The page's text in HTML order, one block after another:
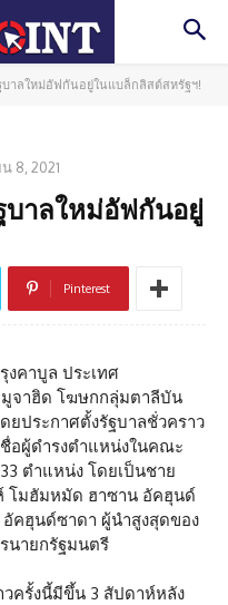
บาลใหม่อัฟกันอยู่ในแบล็กลิสต์สหรัฐฯ!
8, 2021
บาลใหม่อัฟกันอยู่
Pinterest
งคาบูล ประเทศ
มูจาฮิด โฆษกกลุ่มตาลีบัน
ยประกาศตั้งรัฐบาลชั่วคราว
อผู้ดำรงตำแหน่งในคณะ
ตำแหน่ง โดยเป็นชาย
โมฮัมหมัด ฮาซาน อัคฮุนด์
คฮุนด์ซาดา ผู้นำสูงสุดของ
นายกรัฐมนตรี
วครั้งนี้มีขึ้น 3 สัปดาห์หลัง